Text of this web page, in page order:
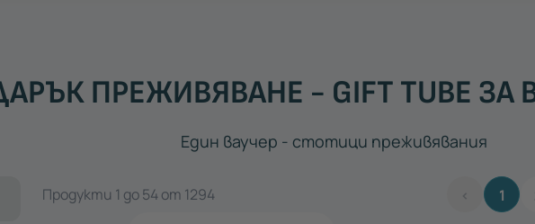
ПРЕЖИВЯВАНЕ - GIFT TUBE ЗА
Един ваучер - стотици преживявания
Продукти 1 до 54 от 1294 ‹ 1